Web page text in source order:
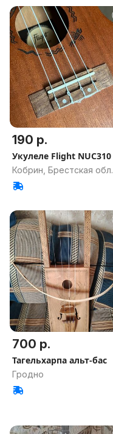
190 р.
Укулеле Flight NUC310
Кобрин, Брестская обл.
700 р.
Тагельхарпа альт-бас
Гродно